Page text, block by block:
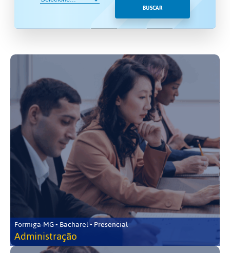
BUSCAR
Formiga-MG • Bacharel • Presencial
Administração